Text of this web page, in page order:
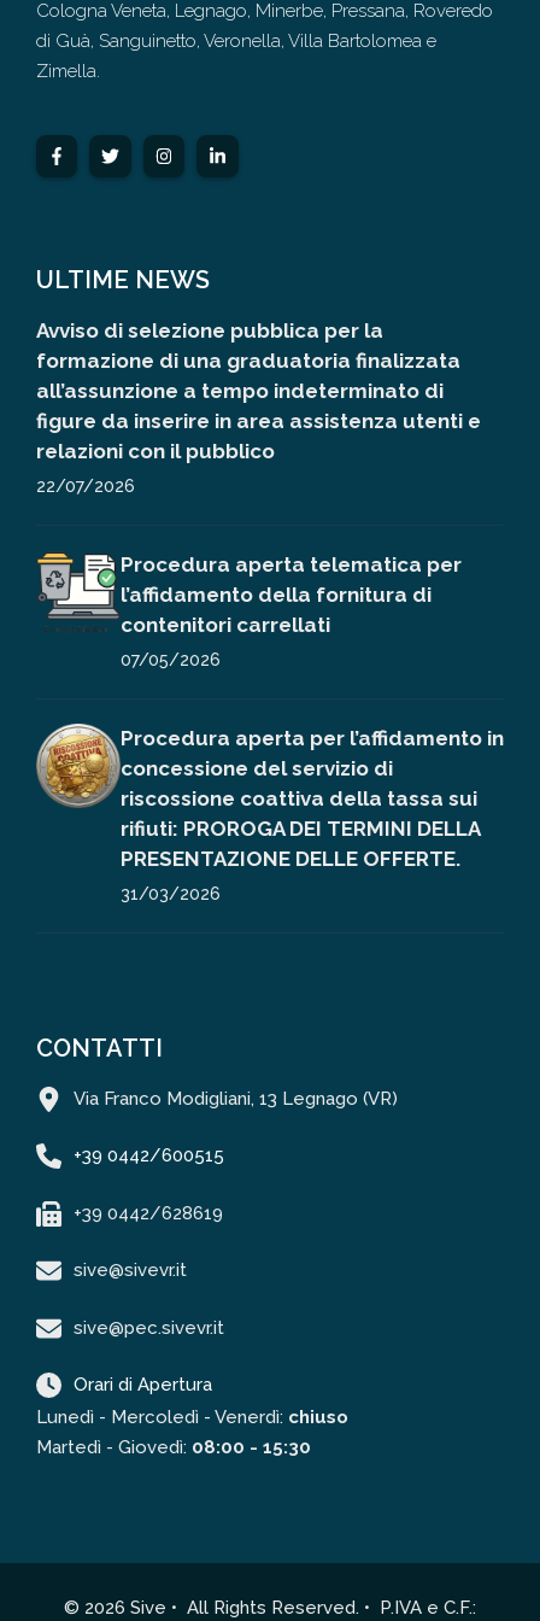
Cologna Veneta, Legnago, Minerbe, Pressana, Roveredo
di Guà, Sanguinetto, Veronella, Villa Bartolomea e
Zimella.
ULTIME NEWS
Avviso di selezione pubblica per la
formazione di una graduatoria finalizzata
all’assunzione a tempo indeterminato di
figure da inserire in area assistenza utenti e
relazioni con il pubblico
22/07/2026
Procedura aperta telematica per
l’affidamento della fornitura di
contenitori carrellati
07/05/2026
Procedura aperta per l’affidamento in
concessione del servizio di
riscossione coattiva della tassa sui
rifiuti: PROROGA DEI TERMINI DELLA
PRESENTAZIONE DELLE OFFERTE.
31/03/2026
CONTATTI
Via Franco Modigliani, 13 Legnago (VR)
+39 0442/600515
+39 0442/628619
sive@sivevr.it
sive@pec.sivevr.it
Orari di Apertura
Lunedì - Mercoledì - Venerdì: chiuso
Martedì - Giovedì: 08:00 - 15:30
© 2026 Sive • All Rights Reserved. • P.IVA e C.F.: